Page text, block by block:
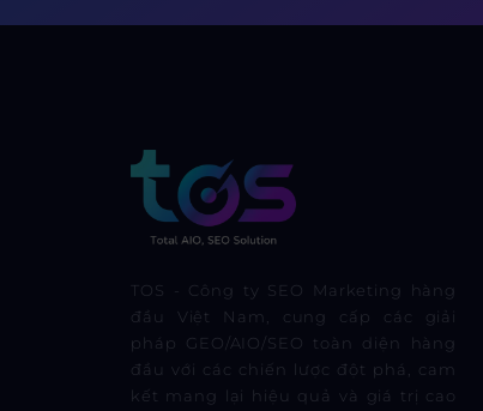
TOS - Công ty SEO Marketing hàng
đầu Việt Nam, cung cấp các giải
pháp GEO/AIO/SEO toàn diện hàng
đầu với các chiến lược đột phá, cam
kết mang lại hiệu quả và giá trị cao